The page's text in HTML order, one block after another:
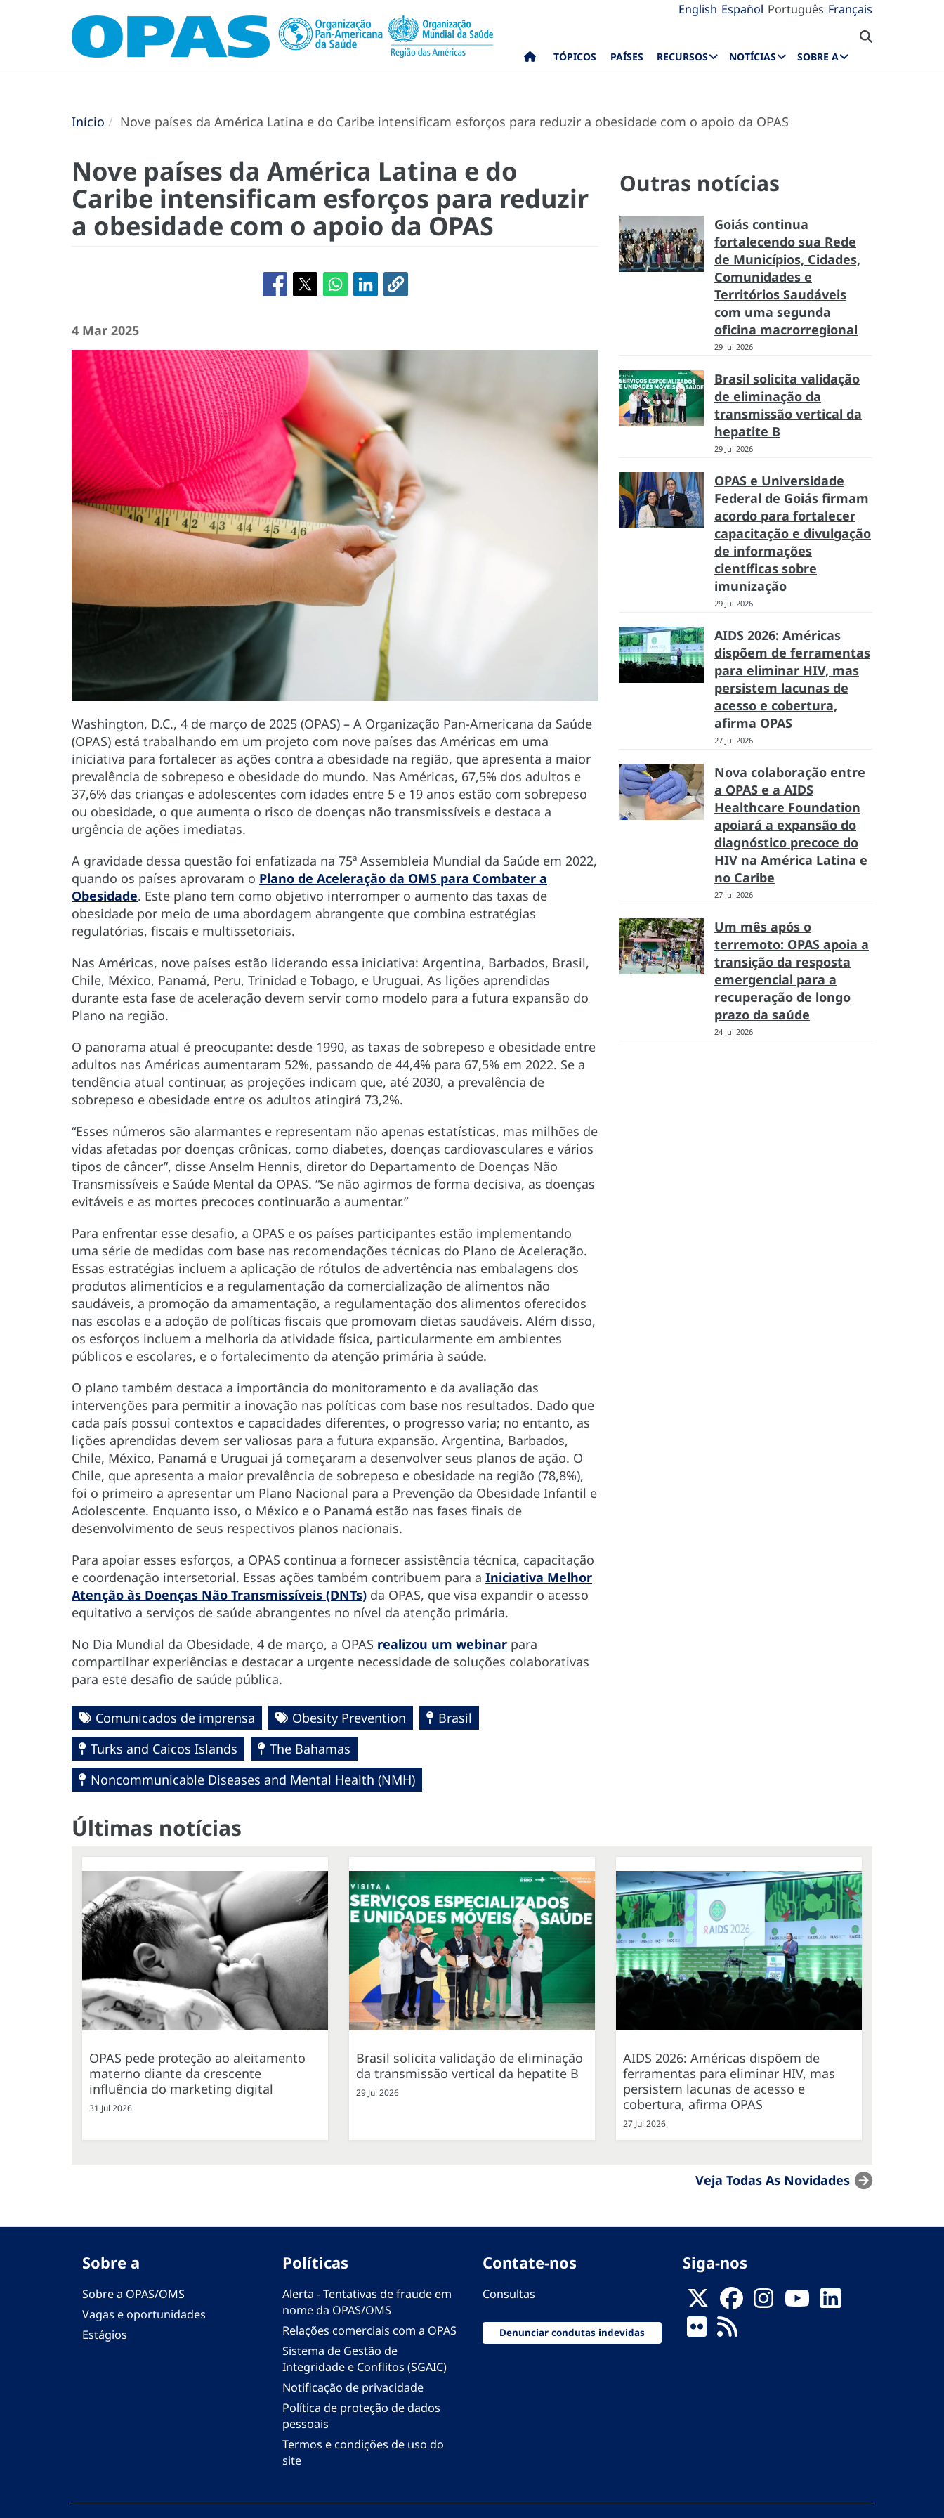
English Español Português Français
TÓPICOS PAÍSES RECURSOS NOTÍCIAS SOBRE A
Início Nove países da América Latina e do Caribe intensificam esforços para reduzir a obesidade com o apoio da OPAS
Nove países da América Latina e do
Caribe intensificam esforços para reduzir
a obesidade com o apoio da OPAS
4 Mar 2025
Washington, D.C., 4 de março de 2025 (OPAS) – A Organização Pan-Americana da Saúde
(OPAS) está trabalhando em um projeto com nove países das Américas em uma
iniciativa para fortalecer as ações contra a obesidade na região, que apresenta a maior
prevalência de sobrepeso e obesidade do mundo. Nas Américas, 67,5% dos adultos e
37,6% das crianças e adolescentes com idades entre 5 e 19 anos estão com sobrepeso
ou obesidade, o que aumenta o risco de doenças não transmissíveis e destaca a
urgência de ações imediatas.
A gravidade dessa questão foi enfatizada na 75ª Assembleia Mundial da Saúde em 2022,
quando os países aprovaram o Plano de Aceleração da OMS para Combater a
Obesidade. Este plano tem como objetivo interromper o aumento das taxas de
obesidade por meio de uma abordagem abrangente que combina estratégias
regulatórias, fiscais e multissetoriais.
Nas Américas, nove países estão liderando essa iniciativa: Argentina, Barbados, Brasil,
Chile, México, Panamá, Peru, Trinidad e Tobago, e Uruguai. As lições aprendidas
durante esta fase de aceleração devem servir como modelo para a futura expansão do
Plano na região.
O panorama atual é preocupante: desde 1990, as taxas de sobrepeso e obesidade entre
adultos nas Américas aumentaram 52%, passando de 44,4% para 67,5% em 2022. Se a
tendência atual continuar, as projeções indicam que, até 2030, a prevalência de
sobrepeso e obesidade entre os adultos atingirá 73,2%.
“Esses números são alarmantes e representam não apenas estatísticas, mas milhões de
vidas afetadas por doenças crônicas, como diabetes, doenças cardiovasculares e vários
tipos de câncer”, disse Anselm Hennis, diretor do Departamento de Doenças Não
Transmissíveis e Saúde Mental da OPAS. “Se não agirmos de forma decisiva, as doenças
evitáveis e as mortes precoces continuarão a aumentar.”
Para enfrentar esse desafio, a OPAS e os países participantes estão implementando
uma série de medidas com base nas recomendações técnicas do Plano de Aceleração.
Essas estratégias incluem a aplicação de rótulos de advertência nas embalagens dos
produtos alimentícios e a regulamentação da comercialização de alimentos não
saudáveis, a promoção da amamentação, a regulamentação dos alimentos oferecidos
nas escolas e a adoção de políticas fiscais que promovam dietas saudáveis. Além disso,
os esforços incluem a melhoria da atividade física, particularmente em ambientes
públicos e escolares, e o fortalecimento da atenção primária à saúde.
O plano também destaca a importância do monitoramento e da avaliação das
intervenções para permitir a inovação nas políticas com base nos resultados. Dado que
cada país possui contextos e capacidades diferentes, o progresso varia; no entanto, as
lições aprendidas devem ser valiosas para a futura expansão. Argentina, Barbados,
Chile, México, Panamá e Uruguai já começaram a desenvolver seus planos de ação. O
Chile, que apresenta a maior prevalência de sobrepeso e obesidade na região (78,8%),
foi o primeiro a apresentar um Plano Nacional para a Prevenção da Obesidade Infantil e
Adolescente. Enquanto isso, o México e o Panamá estão nas fases finais de
desenvolvimento de seus respectivos planos nacionais.
Para apoiar esses esforços, a OPAS continua a fornecer assistência técnica, capacitação
e coordenação intersetorial. Essas ações também contribuem para a Iniciativa Melhor
Atenção às Doenças Não Transmissíveis (DNTs) da OPAS, que visa expandir o acesso
equitativo a serviços de saúde abrangentes no nível da atenção primária.
No Dia Mundial da Obesidade, 4 de março, a OPAS realizou um webinar para
compartilhar experiências e destacar a urgente necessidade de soluções colaborativas
para este desafio de saúde pública.
Comunicados de imprensa Obesity Prevention
Brasil
Turks and Caicos Islands
The Bahamas
Noncommunicable Diseases and Mental Health (NMH)
Outras notícias
Goiás continua
fortalecendo sua Rede
de Municípios, Cidades,
Comunidades e
Territórios Saudáveis
com uma segunda
oficina macrorregional
29 Jul 2026
Brasil solicita validação
de eliminação da
transmissão vertical da
hepatite B
29 Jul 2026
OPAS e Universidade
Federal de Goiás firmam
acordo para fortalecer
capacitação e divulgação
de informações
científicas sobre
imunização
29 Jul 2026
AIDS 2026: Américas
dispõem de ferramentas
para eliminar HIV, mas
persistem lacunas de
acesso e cobertura,
afirma OPAS
27 Jul 2026
Nova colaboração entre
a OPAS e a AIDS
Healthcare Foundation
apoiará a expansão do
diagnóstico precoce do
HIV na América Latina e
no Caribe
27 Jul 2026
Um mês após o
terremoto: OPAS apoia a
transição da resposta
emergencial para a
recuperação de longo
prazo da saúde
24 Jul 2026
Últimas notícias
OPAS pede proteção ao aleitamento
materno diante da crescente
influência do marketing digital
31 Jul 2026
Brasil solicita validação de eliminação
da transmissão vertical da hepatite B
29 Jul 2026
AIDS 2026: Américas dispõem de
ferramentas para eliminar HIV, mas
persistem lacunas de acesso e
cobertura, afirma OPAS
27 Jul 2026
Veja Todas As Novidades
Sobre a
Sobre a OPAS/OMS
Vagas e oportunidades
Estágios
Políticas
Alerta - Tentativas de fraude em
nome da OPAS/OMS
Relações comerciais com a OPAS
Sistema de Gestão de
Integridade e Conflitos (SGAIC)
Notificação de privacidade
Política de proteção de dados
pessoais
Termos e condições de uso do
site
Contate-nos
Consultas
Denunciar condutas indevidas
Siga-nos